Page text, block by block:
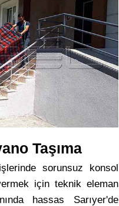
Taşıma
sorunsuz konsol
için teknik eleman
hassas Sarıyer'de